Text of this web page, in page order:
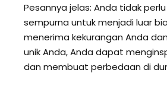
Pesannya jelas: Anda tidak
sempurna untuk menjadi luar
menerima kekurangan Anda
unik Anda, Anda dapat
dan membuat perbedaan di